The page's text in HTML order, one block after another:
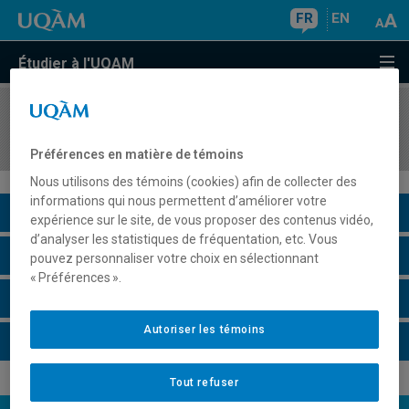
FR EN
Étudier à l'UQAM
COURS//
Description du cours
Horaire - Été 2026
Préférences en matière de témoins
Nous utilisons des témoins (cookies) afin de collecter des
informations qui nous permettent d’améliorer votre
expérience sur le site, de vous proposer des contenus vidéo,
d’analyser les statistiques de fréquentation, etc. Vous
pouvez personnaliser votre choix en sélectionnant
« Préférences ».
Tout refuser
Autoriser les témoins